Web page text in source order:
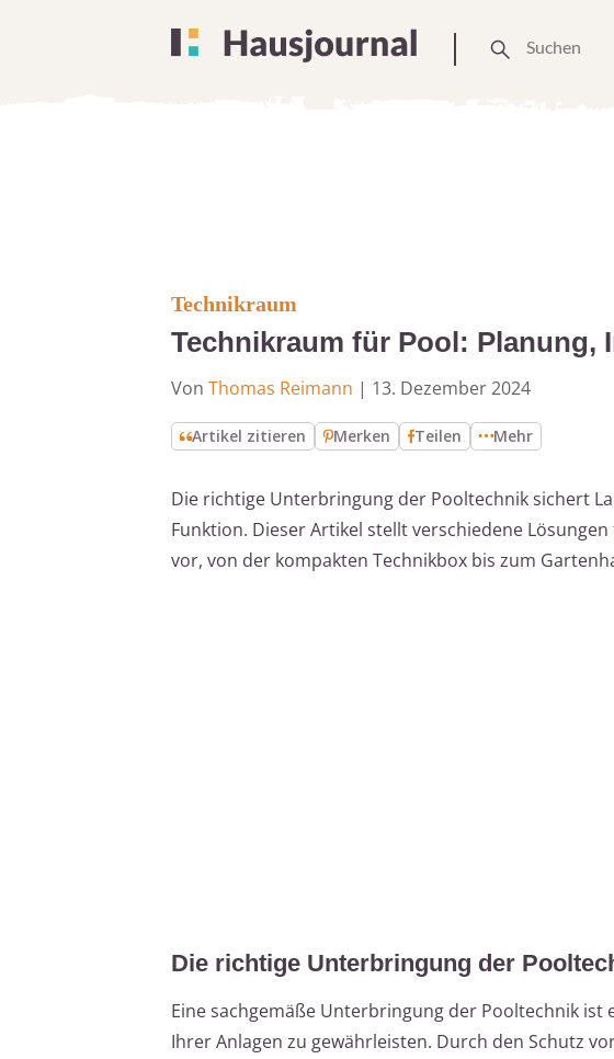
Technikraum
Technikraum für Pool: Planung,
Von Thomas Reimann | 13. Dezember 2024
Artikel zitieren Merken Teilen Mehr
Die richtige Unterbringung der Pooltechnik sichert
Funktion. Dieser Artikel stellt verschiedene
vor, von der kompakten Technikbox bis zum
Die richtige Unterbringung der
Eine sachgemäße Unterbringung der Pooltechnik
Ihrer Anlagen zu gewährleisten. Durch den Schutz